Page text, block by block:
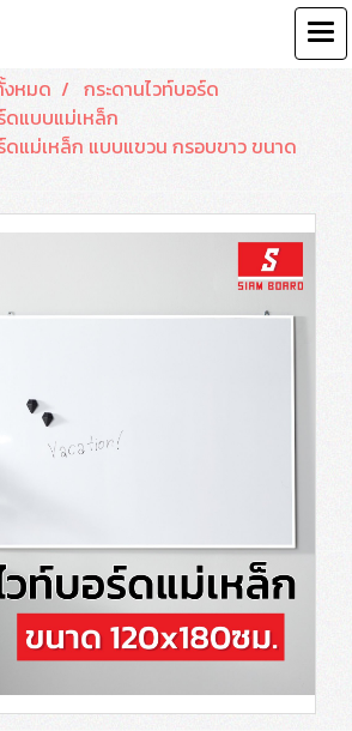
หมด
กระดานไวท์บอร์ด
ดแบบแม่เหล็ก
ดแม่เหล็ก แบบแขวน กรอบขาว ขนาด